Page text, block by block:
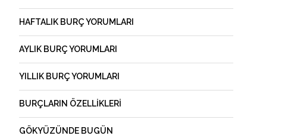
HAFTALIK BURÇ YORUMLARI
AYLIK BURÇ YORUMLARI
YILLIK BURÇ YORUMLARI
BURÇLARIN ÖZELLIKLERI
GÖKYÜZÜNDE BUGÜN